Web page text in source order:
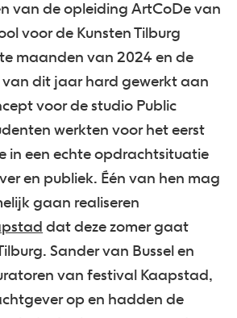
van de opleiding ArtCoDe van
voor de Kunsten Tilburg
maanden van 2024 en de
van dit jaar hard gewerkt aan
voor de studio Public
werkten voor het eerst
in een echte opdrachtsituatie
en publiek. Één van hen mag
gaan realiseren
dat deze zomer gaat
Sander van Bussel en
van festival Kaapstad,
op en hadden de